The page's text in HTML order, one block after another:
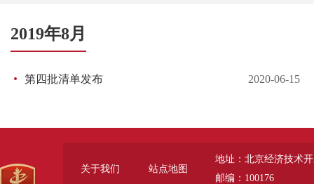
2019年8月
第四批清单发布 2020-06-15
关于我们 站点地图
地址：北京经济技术
邮编：100176